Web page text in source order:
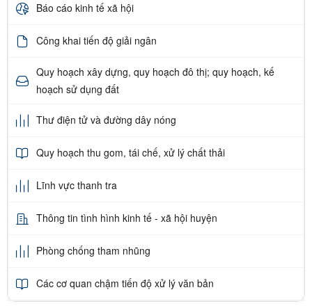
Báo cáo kinh tế xã hội
Công khai tiến độ giải ngân
Quy hoạch xây dựng, quy hoạch đô thị; quy hoạch, kế
hoạch sử dụng đất
Thư điện tử và đường dây nóng
Quy hoạch thu gom, tái chế, xử lý chất thải
Lĩnh vực thanh tra
Thông tin tình hình kinh tế - xã hội huyện
Phòng chống tham nhũng
Các cơ quan chậm tiến độ xử lý văn bản